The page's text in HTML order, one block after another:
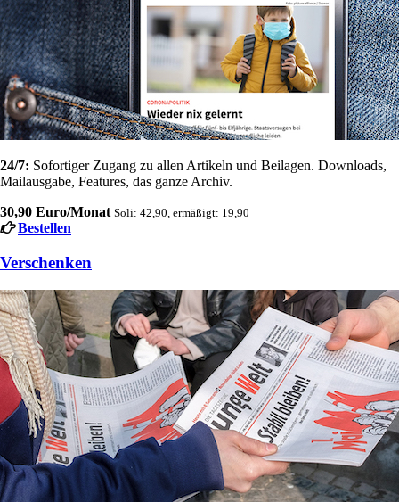
24/7: Sofortiger Zugang zu allen Artikeln und Beilagen. Downloads,
Mailausgabe, Features, das ganze Archiv.
30,90 Euro/Monat Soli: 42,90, ermäßigt: 19,90
Bestellen
Verschenken